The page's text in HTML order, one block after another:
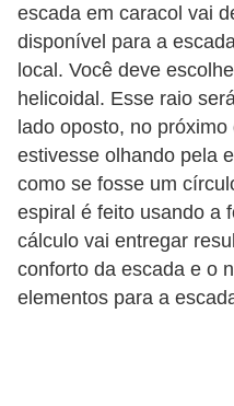
escada em caracol vai
disponível para a
local. Você deve
helicoidal. Esse raio
lado oposto, no
estivesse olhando pela
como se fosse um
espiral é feito usando a
cálculo vai entregar
conforto da escada e o
elementos para a